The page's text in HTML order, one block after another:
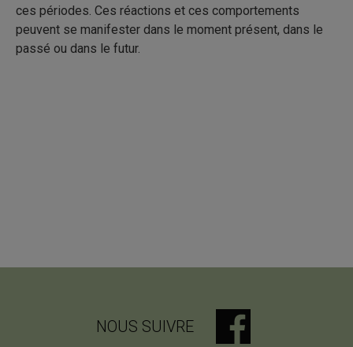
NOUS SUIVRE
ces périodes. Ces réactions et ces comportements
peuvent se manifester dans le moment présent, dans le
passé ou dans le futur.